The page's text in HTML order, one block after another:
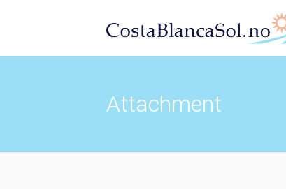
Attachment